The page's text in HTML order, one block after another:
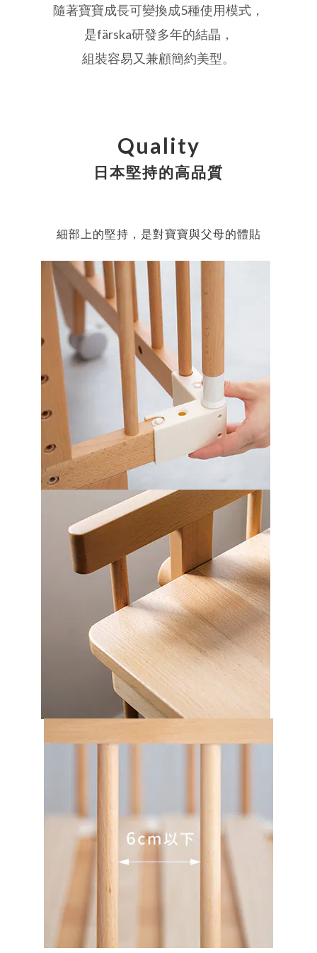
隨著寶寶成長可變換成5種使用模式，
是färska研發多年的結晶，
組裝容易又兼顧簡約美型。
Quality
日本堅持的高品質
細部上的堅持，是對寶寶與父母的體貼